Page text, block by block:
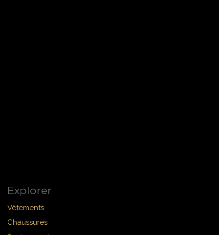
Explorer
Vêtements
Chaussures